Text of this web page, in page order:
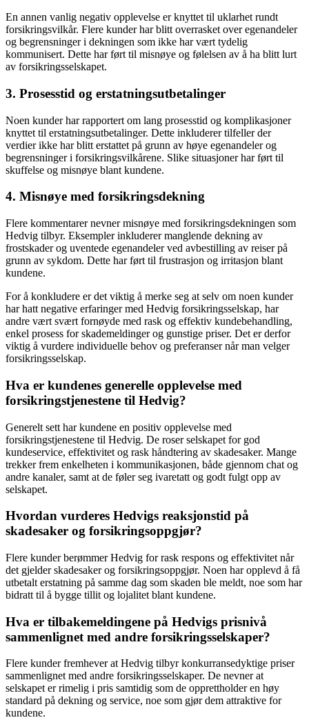
En annen vanlig negativ opplevelse er knyttet til uklarhet rundt
forsikringsvilkår. Flere kunder har blitt overrasket over egenandeler
og begrensninger i dekningen som ikke har vært tydelig
kommunisert. Dette har ført til misnøye og følelsen av å ha blitt lurt
av forsikringsselskapet.
3. Prosesstid og erstatningsutbetalinger
Noen kunder har rapportert om lang prosesstid og komplikasjoner
knyttet til erstatningsutbetalinger. Dette inkluderer tilfeller der
verdier ikke har blitt erstattet på grunn av høye egenandeler og
begrensninger i forsikringsvilkårene. Slike situasjoner har ført til
skuffelse og misnøye blant kundene.
4. Misnøye med forsikringsdekning
Flere kommentarer nevner misnøye med forsikringsdekningen som
Hedvig tilbyr. Eksempler inkluderer manglende dekning av
frostskader og uventede egenandeler ved avbestilling av reiser på
grunn av sykdom. Dette har ført til frustrasjon og irritasjon blant
kundene.
For å konkludere er det viktig å merke seg at selv om noen kunder
har hatt negative erfaringer med Hedvig forsikringsselskap, har
andre vært svært fornøyde med rask og effektiv kundebehandling,
enkel prosess for skademeldinger og gunstige priser. Det er derfor
viktig å vurdere individuelle behov og preferanser når man velger
forsikringsselskap.
Hva er kundenes generelle opplevelse med
forsikringstjenestene til Hedvig?
Generelt sett har kundene en positiv opplevelse med
forsikringstjenestene til Hedvig. De roser selskapet for god
kundeservice, effektivitet og rask håndtering av skadesaker. Mange
trekker frem enkelheten i kommunikasjonen, både gjennom chat og
andre kanaler, samt at de føler seg ivaretatt og godt fulgt opp av
selskapet.
Hvordan vurderes Hedvigs reaksjonstid på
skadesaker og forsikringsoppgjør?
Flere kunder berømmer Hedvig for rask respons og effektivitet når
det gjelder skadesaker og forsikringsoppgjør. Noen har opplevd å få
utbetalt erstatning på samme dag som skaden ble meldt, noe som har
bidratt til å bygge tillit og lojalitet blant kundene.
Hva er tilbakemeldingene på Hedvigs prisnivå
sammenlignet med andre forsikringsselskaper?
Flere kunder fremhever at Hedvig tilbyr konkurransedyktige priser
sammenlignet med andre forsikringsselskaper. De nevner at
selskapet er rimelig i pris samtidig som de opprettholder en høy
standard på dekning og service, noe som gjør dem attraktive for
kundene.